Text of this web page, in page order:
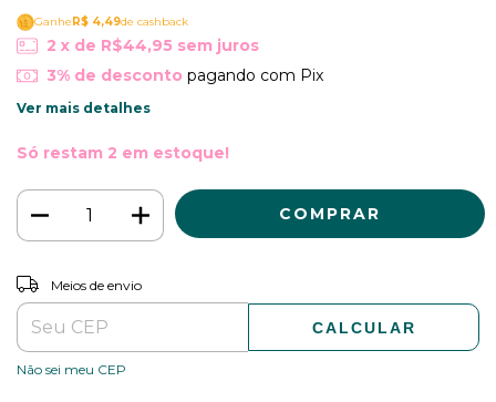
Ganhe R$ 4,49de cashback
2 x de R$44,95 sem juros
3% de desconto pagando com Pix
Ver mais detalhes
Só restam 2 em estoque!
Entregas para o CEP:
Meios de envio
CALCULAR
Não sei meu CEP